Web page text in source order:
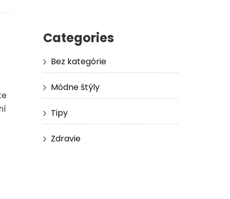
Categories
Bez kategórie
Módne štýly
Tipy
Zdravie